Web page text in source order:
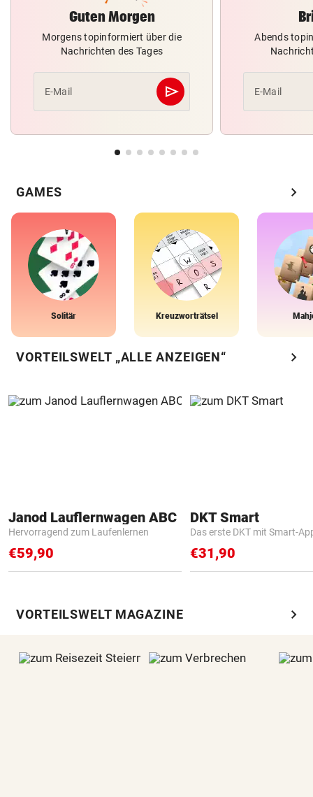
Guten Morgen
Morgens topinformiert über die
Nachrichten des Tages
E-Mail send
Abschicken
Abends
E-Mail
GAMES chevron_right
Solitär Kreuzworträtsel
VORTEILSWELT „ALLE ANZEIGEN“ chevron_right
Janod Lauflernwagen ABC
Hervorragend zum Laufenlernen
€59,90
DKT Smart
Das erste DKT mit Smart-
€31,90
VORTEILSWELT MAGAZINE chevron_right